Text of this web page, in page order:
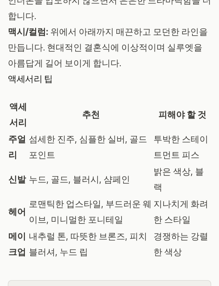
합니다.
맥시/컬럼: 위에서 아래까지 매끈하고 모던한 라인을
만듭니다. 현대적인 결혼식에 이상적이며 실루엣을
아름답게 길어 보이게 합니다.
액세서리 팁
액세
서리
추천 피해야 할 것
주얼
리
섬세한 진주, 심플한 실버, 골드
포인트
투박한 스테이
트먼트 피스
신발 누드, 골드, 블러시, 샴페인
밝은 색상, 블
랙
헤어
로맨틱한 업스타일, 부드러운 웨
이브, 미니멀한 포니테일
지나치게 화려
한 스타일
메이
크업
내추럴 톤, 따뜻한 브론즈, 피치
블러셔, 누드 립
경쟁하는 강렬
한 색상